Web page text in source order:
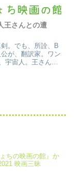
共。 愛城華恋が
ションの舞台に向
身し、“みんなを
ちゃいます”と言
さんとの遭
。でも、所詮、B
が、翻訳家。ワン
宇宙人。王さん
て、B級ぽさが、
ちの映画の館』か
映画三昧